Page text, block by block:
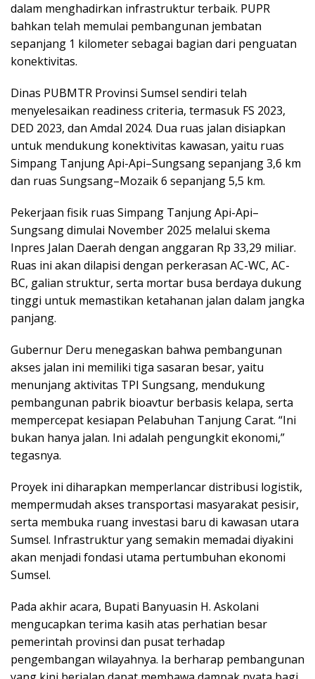
dalam menghadirkan infrastruktur terbaik. PUPR
bahkan telah memulai pembangunan jembatan
sepanjang 1 kilometer sebagai bagian dari penguatan
konektivitas.
Dinas PUBMTR Provinsi Sumsel sendiri telah
menyelesaikan readiness criteria, termasuk FS 2023,
DED 2023, dan Amdal 2024. Dua ruas jalan disiapkan
untuk mendukung konektivitas kawasan, yaitu ruas
Simpang Tanjung Api-Api–Sungsang sepanjang 3,6 km
dan ruas Sungsang–Mozaik 6 sepanjang 5,5 km.
Pekerjaan fisik ruas Simpang Tanjung Api-Api–
Sungsang dimulai November 2025 melalui skema
Inpres Jalan Daerah dengan anggaran Rp 33,29 miliar.
Ruas ini akan dilapisi dengan perkerasan AC-WC, AC-
BC, galian struktur, serta mortar busa berdaya dukung
tinggi untuk memastikan ketahanan jalan dalam jangka
panjang.
Gubernur Deru menegaskan bahwa pembangunan
akses jalan ini memiliki tiga sasaran besar, yaitu
menunjang aktivitas TPI Sungsang, mendukung
pembangunan pabrik bioavtur berbasis kelapa, serta
mempercepat kesiapan Pelabuhan Tanjung Carat. “Ini
bukan hanya jalan. Ini adalah pengungkit ekonomi,”
tegasnya.
Proyek ini diharapkan memperlancar distribusi logistik,
mempermudah akses transportasi masyarakat pesisir,
serta membuka ruang investasi baru di kawasan utara
Sumsel. Infrastruktur yang semakin memadai diyakini
akan menjadi fondasi utama pertumbuhan ekonomi
Sumsel.
Pada akhir acara, Bupati Banyuasin H. Askolani
mengucapkan terima kasih atas perhatian besar
pemerintah provinsi dan pusat terhadap
pengembangan wilayahnya. Ia berharap pembangunan